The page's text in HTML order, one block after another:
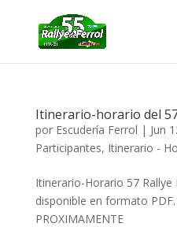
Itinerario-horario del
por Escudería Ferrol | Jun
Participantes, Itinerario -
Itinerario-Horario 57
disponible en formato
PROXIMAMENTE